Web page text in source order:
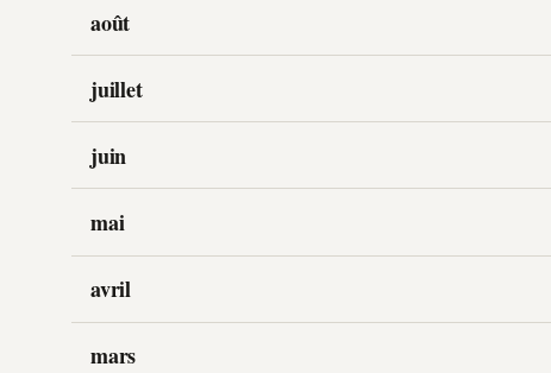
août
juillet
juin
mai
avril
mars